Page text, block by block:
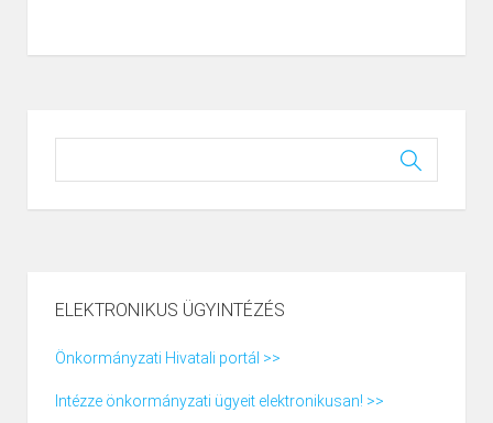
ELEKTRONIKUS ÜGYINTÉZÉS
Önkormányzati Hivatali portál >>
Intézze önkormányzati ügyeit elektronikusan! >>